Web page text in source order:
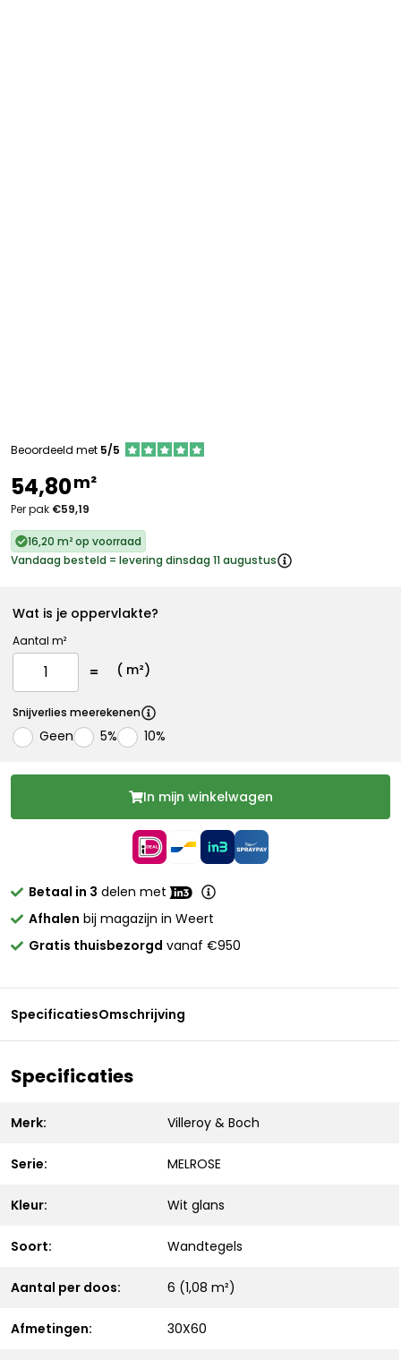
Beoordeeld met 5/5
54,80m²
Per pak €59,19
16,20 m² op voorraad
Vandaag besteld = levering dinsdag 11 augustus
Wat is je oppervlakte?
Aantal m²
( m²)
Snijverlies meerekenen
Geen 5% 10%
In mijn winkelwagen
Betaal in 3 delen met
Afhalen bij magazijn in Weert
Gratis thuisbezorgd vanaf €950
SpecificatiesOmschrijving
Specificaties
Merk: Villeroy & Boch
Serie: MELROSE
Kleur: Wit glans
Soort: Wandtegels
Aantal per doos: 6 (1,08 m²)
Afmetingen: 30X60